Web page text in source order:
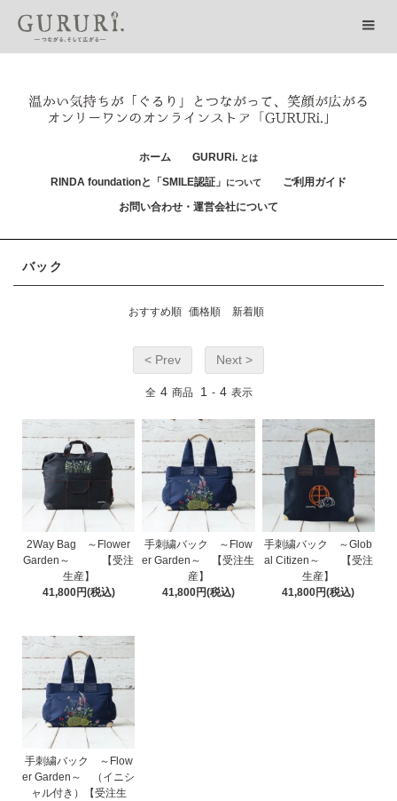
ホーム GURURi. とは
RINDA foundationと「SMILE認証」 について
ご利用ガイド
お問い合わせ・運営会社について
バック
おすすめ順 価格順 新着順
< Prev Next >
全 4 商品 1 - 4 表示
2Way Bag ～Flower
Garden～ 【受注
生産】
41,800円(税込)
手刺繍バック ～Flow
er Garden～ 【受注生
産】
41,800円(税込)
手刺繍バック ～Glob
al Citizen～ 【受注
生産】
41,800円(税込)
手刺繍バック ～Flow
er Garden～ （イニシ
ャル付き）【受注生